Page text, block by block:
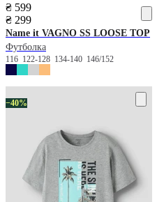
₴ 599
₴ 299
Name it VAGNO SS LOOSE TOP
Футболка
116 122-128 134-140 146/152
−40%